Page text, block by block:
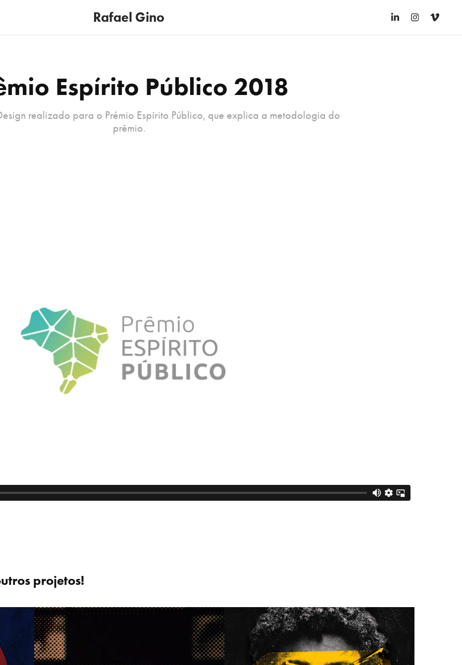
Rafael Gino
Espírito Público 2018
realizado para o Prémio Espírito Público, que explica a metodologia do
prêmio.
projetos!